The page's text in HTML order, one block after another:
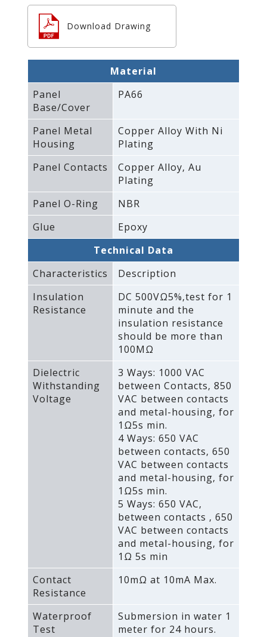
Download Drawing
Material
Panel
Base/Cover
PA66
Panel Metal
Housing
Copper Alloy With Ni
Plating
Panel Contacts
Copper Alloy‚ Au
Plating
Panel O-Ring
NBR
Glue
Epoxy
Technical Data
Characteristics
Description
Insulation
Resistance
DC 500VΩ5%‚test for 1
minute and the
insulation resistance
should be more than
100MΩ
Dielectric
Withstanding
Voltage
3 Ways: 1000 VAC
between Contacts‚ 850
VAC between contacts
and metal-housing‚ for
1Ω5s min.
4 Ways: 650 VAC
between contacts‚ 650
VAC between contacts
and metal-housing‚ for
1Ω5s min.
5 Ways: 650 VAC‚
between contacts ‚ 650
VAC between contacts
and metal-housing‚ for
1Ω 5s min
Contact
Resistance
10mΩ at 10mA Max.
Waterproof
Test
Submersion in water 1
meter for 24 hours.